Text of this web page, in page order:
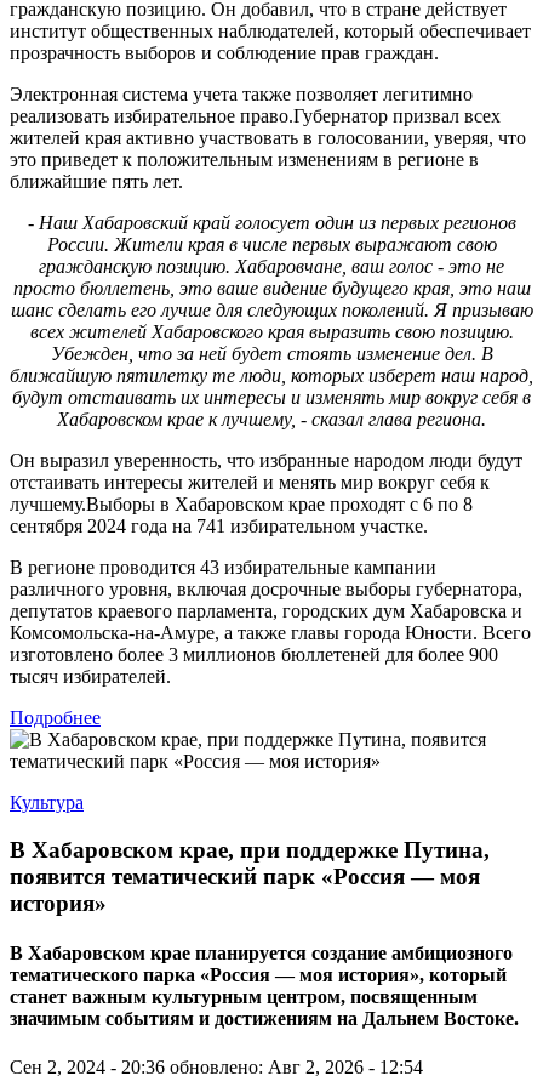
гражданскую позицию. Он добавил, что в стране действует
институт общественных наблюдателей, который обеспечивает
прозрачность выборов и соблюдение прав граждан.
Электронная система учета также позволяет легитимно
реализовать избирательное право.Губернатор призвал всех
жителей края активно участвовать в голосовании, уверяя, что
это приведет к положительным изменениям в регионе в
ближайшие пять лет.
- Наш Хабаровский край голосует один из первых регионов
России. Жители края в числе первых выражают свою
гражданскую позицию. Хабаровчане, ваш голос - это не
просто бюллетень, это ваше видение будущего края, это наш
шанс сделать его лучше для следующих поколений. Я призываю
всех жителей Хабаровского края выразить свою позицию.
Убежден, что за ней будет стоять изменение дел. В
ближайшую пятилетку те люди, которых изберет наш народ,
будут отстаивать их интересы и изменять мир вокруг себя в
Хабаровском крае к лучшему, - сказал глава региона.
Он выразил уверенность, что избранные народом люди будут
отстаивать интересы жителей и менять мир вокруг себя к
лучшему.Выборы в Хабаровском крае проходят с 6 по 8
сентября 2024 года на 741 избирательном участке.
В регионе проводится 43 избирательные кампании
различного уровня, включая досрочные выборы губернатора,
депутатов краевого парламента, городских дум Хабаровска и
Комсомольска-на-Амуре, а также главы города Юности. Всего
изготовлено более 3 миллионов бюллетеней для более 900
тысяч избирателей.
Подробнее
Культура
В Хабаровском крае, при поддержке Путина,
появится тематический парк «Россия — моя
история»
В Хабаровском крае планируется создание амбициозного
тематического парка «Россия — моя история», который
станет важным культурным центром, посвященным
значимым событиям и достижениям на Дальнем Востоке.
Сен 2, 2024 - 20:36 обновлено: Авг 2, 2026 - 12:54